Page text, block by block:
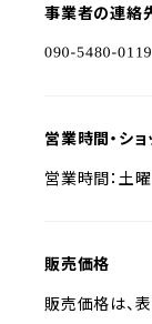
事業者の連絡
営業時間・シ
営業時間：土
販売価格
販売価格は、